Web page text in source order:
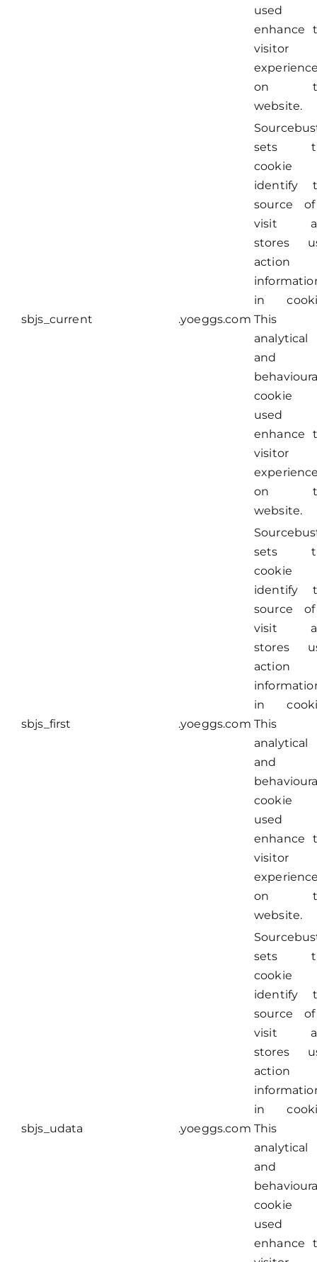
used
enhance
visitor
on
website.
sbjs_current .yoeggs.com
sets
cookie
identify
source
visit
stores
action
in
This
analytical
and
cookie
used
enhance
visitor
on
website.
sbjs_first .yoeggs.com
sets
cookie
identify
source
visit
stores
action
in
This
analytical
and
cookie
used
enhance
visitor
on
website.
sbjs_udata .yoeggs.com
sets
cookie
identify
source
visit
stores
action
in
This
analytical
and
cookie
used
enhance